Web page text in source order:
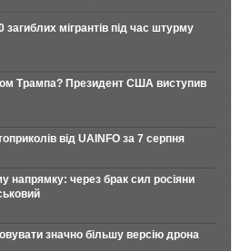
мігрантів під час штурму
Трампа? Президент США виступив
від UAINFO за 7 серпня
напрямку: через брак сил росіяни
значно більшу версію дрона